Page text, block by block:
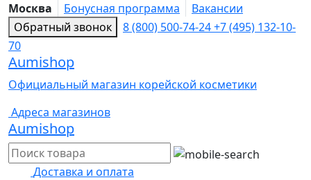
Москва Бонусная программа
Вакансии
Обратный звонок
8 (800) 500-74-24+7 (495) 132-10-
70
Aumishop
Официальный магазин корейской косметики
Адреса магазинов
Aumishop
Доставка и оплата